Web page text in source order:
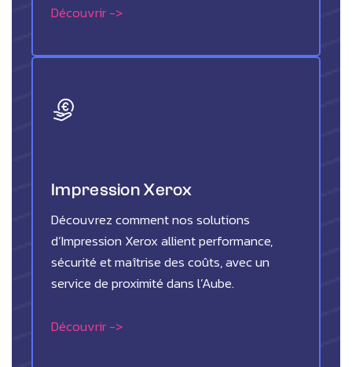
Découvrir ->
Impression Xerox
Découvrez comment nos solutions
d’Impression Xerox allient performance,
sécurité et maîtrise des coûts, avec un
service de proximité dans l’Aube.
Découvrir ->